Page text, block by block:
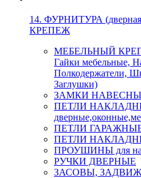
14. ФУРНИТУРА
КРЕПЕЖ
МЕБЕЛЬНЫЙ
Гайки мебельные,
Полкодержатели,
Заглушки)
ЗАМКИ
ПЕТЛИ
ПЕТЛИ
ПЕТЛИ
ПРОУШИНЫ для
РУЧКИ ДВЕРНЫЕ
ЗАСОВЫ,